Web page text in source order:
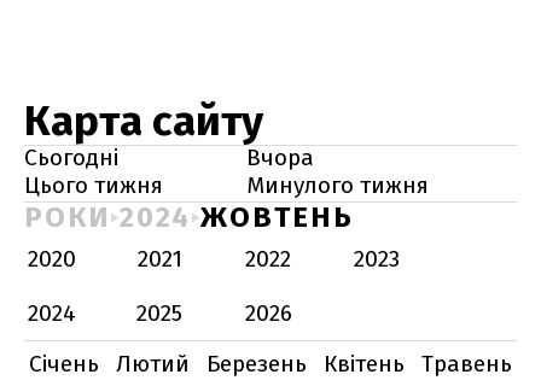
Карта сайту
Сьогодні
Вчора
Цього тижня
Минулого тижня
РОКИ 2024 ЖОВТЕНЬ
2020 2021 2022
2023
2024
2025
2026
Січень
Лютий Березень Квітень
Травень